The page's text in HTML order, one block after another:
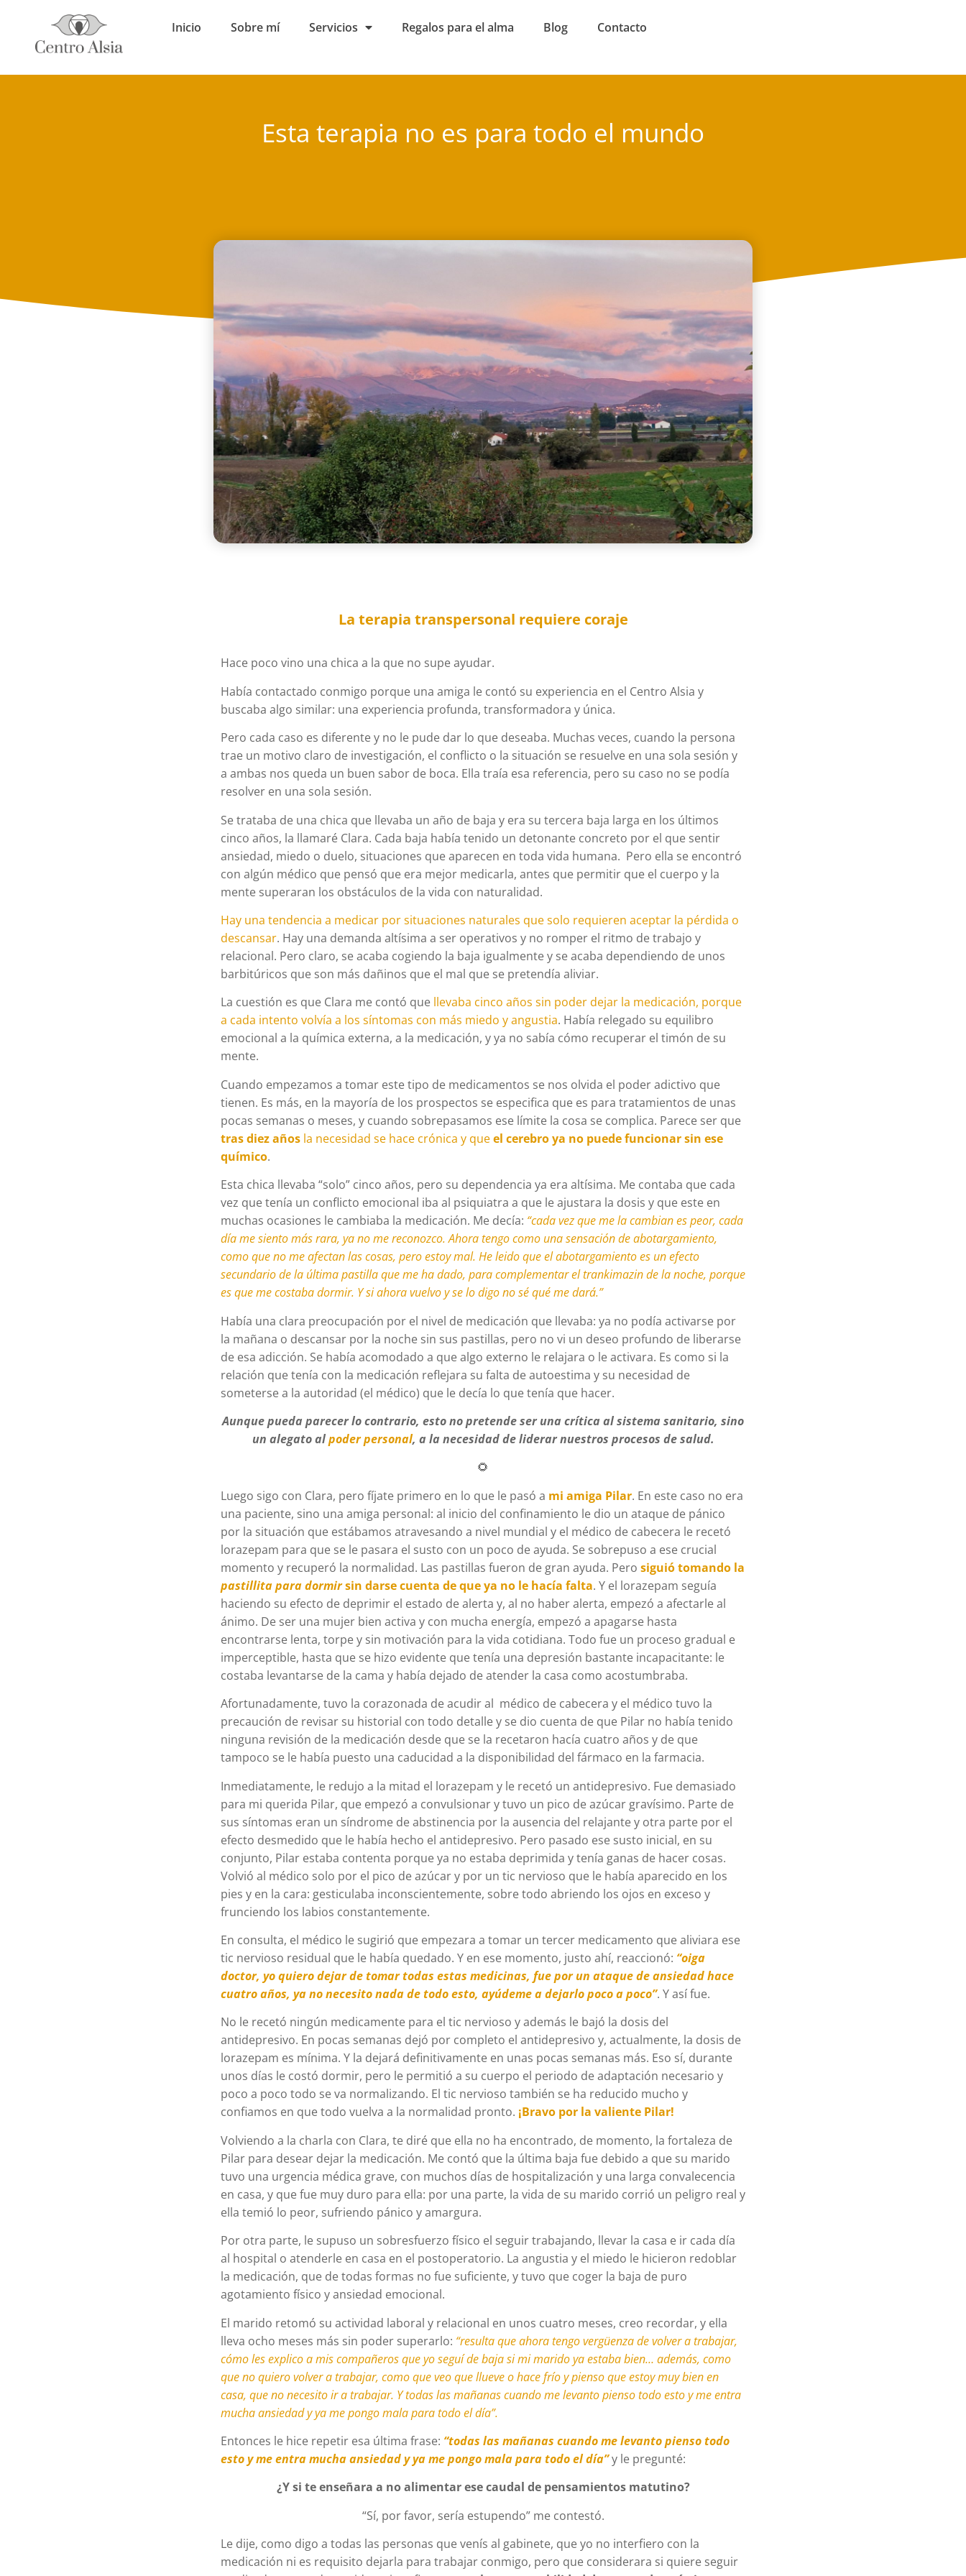
Inicio Sobre mí Servicios Regalos para el alma Blog Contacto
Esta terapia no es para todo el mundo
La terapia transpersonal requiere coraje
Hace poco vino una chica a la que no supe ayudar.
Había contactado conmigo porque una amiga le contó su experiencia en el Centro Alsia y
buscaba algo similar: una experiencia profunda, transformadora y única.
Pero cada caso es diferente y no le pude dar lo que deseaba. Muchas veces, cuando la persona
trae un motivo claro de investigación, el conflicto o la situación se resuelve en una sola sesión y
a ambas nos queda un buen sabor de boca. Ella traía esa referencia, pero su caso no se podía
resolver en una sola sesión.
Se trataba de una chica que llevaba un año de baja y era su tercera baja larga en los últimos
cinco años, la llamaré Clara. Cada baja había tenido un detonante concreto por el que sentir
ansiedad, miedo o duelo, situaciones que aparecen en toda vida humana. Pero ella se encontró
con algún médico que pensó que era mejor medicarla, antes que permitir que el cuerpo y la
mente superaran los obstáculos de la vida con naturalidad.
Hay una tendencia a medicar por situaciones naturales que solo requieren aceptar la pérdida o
descansar. Hay una demanda altísima a ser operativos y no romper el ritmo de trabajo y
relacional. Pero claro, se acaba cogiendo la baja igualmente y se acaba dependiendo de unos
barbitúricos que son más dañinos que el mal que se pretendía aliviar.
La cuestión es que Clara me contó que llevaba cinco años sin poder dejar la medicación, porque
a cada intento volvía a los síntomas con más miedo y angustia. Había relegado su equilibro
emocional a la química externa, a la medicación, y ya no sabía cómo recuperar el timón de su
mente.
Cuando empezamos a tomar este tipo de medicamentos se nos olvida el poder adictivo que
tienen. Es más, en la mayoría de los prospectos se especifica que es para tratamientos de unas
pocas semanas o meses, y cuando sobrepasamos ese límite la cosa se complica. Parece ser que
tras diez años la necesidad se hace crónica y queel cerebro ya no puede funcionar sin ese
químico.
Esta chica llevaba “solo” cinco años, pero su dependencia ya era altísima. Me contaba que cada
vez que tenía un conflicto emocional iba al psiquiatra a que le ajustara la dosis y que este en
muchas ocasiones le cambiaba la medicación. Me decía: “cada vez que me la cambian es peor, cada
día me siento más rara, ya no me reconozco. Ahora tengo como una sensación de abotargamiento,
como que no me afectan las cosas, pero estoy mal. He leido que el abotargamiento es un efecto
secundario de la última pastilla que me ha dado, paracomplementarel trankimazin de la noche, porque
es que me costaba dormir. Y si ahora vuelvo y se lo digo no sé qué me dará.”
Había una clara preocupación por el nivel de medicación que llevaba: ya no podía activarse por
la mañana o descansar por la noche sin sus pastillas, pero no vi un deseo profundo de liberarse
de esa adicción. Se había acomodado a que algo externo le relajara o le activara. Es como si la
relación que tenía con la medicación reflejara su falta de autoestima y su necesidad de
someterse a la autoridad (el médico) que le decía lo que tenía que hacer.
Aunque pueda parecer lo contrario, esto no pretende ser una crítica al sistema sanitario, sino
un alegato alpoder personal, a la necesidad de liderar nuestros procesos de salud.
🌻
Luego sigo con Clara, pero fíjate primero en lo que le pasó a mi amiga Pilar. En este caso no era
una paciente, sino una amiga personal: al inicio del confinamiento le dio un ataque de pánico
por la situación que estábamos atravesando a nivel mundial y el médico de cabecera le recetó
lorazepam para que se le pasara el susto con un poco de ayuda. Se sobrepuso a ese crucial
momento y recuperó la normalidad. Las pastillas fueron de gran ayuda. Pero siguió tomando la
pastillita para dormirsin darsecuenta de que ya no le hacía falta. Y el lorazepam seguía
haciendo su efecto de deprimir el estado de alerta y, al no haber alerta, empezó a afectarle al
ánimo. De ser una mujer bien activa y con mucha energía, empezó a apagarse hasta
encontrarse lenta, torpe y sin motivación para la vida cotidiana. Todo fue un proceso gradual e
imperceptible, hasta que se hizo evidente que tenía una depresión bastante incapacitante: le
costaba levantarse de la cama y había dejado de atender la casa como acostumbraba.
Afortunadamente, tuvo la corazonada de acudir al médico de cabecera y el médico tuvo la
precaución de revisar su historial con todo detalle y se dio cuenta de que Pilar no había tenido
ninguna revisión de la medicación desde que se la recetaron hacía cuatro años y de que
tampoco se le había puesto una caducidad a la disponibilidad del fármaco en la farmacia.
Inmediatamente, le redujo a la mitad el lorazepam y le recetó un antidepresivo. Fue demasiado
para mi querida Pilar, que empezó a convulsionar y tuvo un pico de azúcar gravísimo. Parte de
sus síntomas eran un síndrome de abstinencia por la ausencia del relajante y otra parte por el
efecto desmedido que le había hecho el antidepresivo. Pero pasado ese susto inicial, en su
conjunto, Pilar estaba contenta porque ya no estaba deprimida y tenía ganas de hacer cosas.
Volvió al médico solo por el pico de azúcar y por un tic nervioso que le había aparecido en los
pies y en la cara: gesticulaba inconscientemente, sobre todo abriendo los ojos en exceso y
frunciendo los labios constantemente.
En consulta, el médico le sugirió que empezara a tomar un tercer medicamento que aliviara ese
tic nervioso residual que le había quedado. Y en ese momento, justo ahí, reaccionó: “oiga
doctor, yo quiero dejar de tomar todas estas medicinas, fue por un ataque de ansiedad hace
cuatro años, ya no necesito nada de todo esto, ayúdeme a dejarlo poco a poco”. Y así fue.
No le recetó ningún medicamente para el tic nervioso y además le bajó la dosis del
antidepresivo. En pocas semanas dejó por completo el antidepresivo y, actualmente, la dosis de
lorazepam es mínima. Y la dejará definitivamente en unas pocas semanas más. Eso sí, durante
unos días le costó dormir, pero le permitió a su cuerpo el periodo de adaptación necesario y
poco a poco todo se va normalizando. El tic nervioso también se ha reducido mucho y
confiamos en que todo vuelva a la normalidad pronto. ¡Bravo por la valiente Pilar!
Volviendo a la charla con Clara, te diré que ella no ha encontrado, de momento, la fortaleza de
Pilar para desear dejar la medicación. Me contó que la última baja fue debido a que su marido
tuvo una urgencia médica grave, con muchos días de hospitalización y una larga convalecencia
en casa, y que fue muy duro para ella: por una parte, la vida de su marido corrió un peligro real y
ella temió lo peor, sufriendo pánico y amargura.
Por otra parte, le supuso un sobresfuerzo físico el seguir trabajando, llevar la casa e ir cada día
al hospital o atenderle en casa en el postoperatorio. La angustia y el miedo le hicieron redoblar
la medicación, que de todas formas no fue suficiente, y tuvo que coger la baja de puro
agotamiento físico y ansiedad emocional.
El marido retomó su actividad laboral y relacional en unos cuatro meses, creo recordar, y ella
lleva ocho meses más sin poder superarlo: “resulta que ahora tengo vergüenza de volver a trabajar,
cómo les explico a mis compañeros que yo seguí de baja si mi marido ya estaba bien… además, como
que no quiero volver a trabajar, como que veo que llueve o hace frío y pienso que estoy muy bien en
casa, que no necesito ir a trabajar. Y todas las mañanas cuando me levanto pienso todo esto y me entra
mucha ansiedad y ya me pongo mala para todo el día”.
Entonces le hice repetir esa última frase: “todas las mañanas cuando me levanto pienso todo
esto y me entra mucha ansiedad y ya me pongo mala para todo el día”y le pregunté:
¿Y si te enseñara a no alimentar ese caudal de pensamientos matutino?
“Sí, por favor, sería estupendo” me contestó.
Le dije, como digo a todas las personas que venís al gabinete, que yo no interfiero con la
medicación ni es requisito dejarla para trabajar conmigo, pero que considerara si quiere seguir